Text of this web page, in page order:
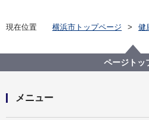
現在位置 横浜市トップページ
健
ページトッ
メニュー